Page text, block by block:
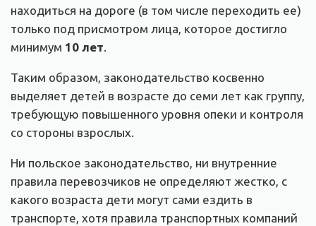
находиться на дороге (в том числе переходить ее)
только под присмотром лица, которое достигло
минимум 10 лет.
Таким образом, законодательство косвенно
выделяет детей в возрасте до семи лет как группу,
требующую повышенного уровня опеки и контроля
со стороны взрослых.
Ни польское законодательство, ни внутренние
правила перевозчиков не определяют жестко, с
какого возраста дети могут сами ездить в
транспорте, хотя правила транспортных компаний